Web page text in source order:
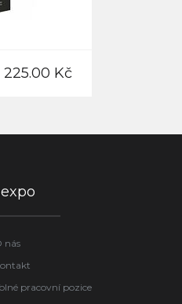
225.00 Kč
nás
pracovní pozice